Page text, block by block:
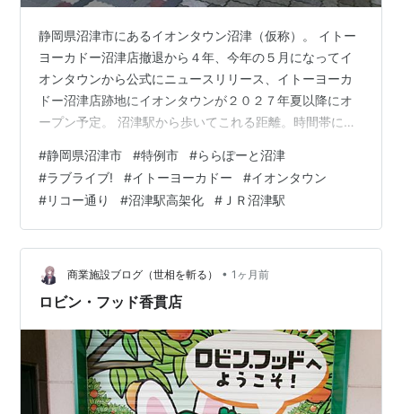
静岡県沼津市にあるイオンタウン沼津（仮称）。 イトー
ヨーカドー沼津店撤退から４年、今年の５月になってイ
オンタウンから公式にニュースリリース、イトーヨーカ
ドー沼津店跡地にイオンタウンが２０２７年夏以降にオ
ープン予定。 沼津駅から歩いてこれる距離。時間帯によ
らなくないが、まさかのイオン進出。 スーパーもはいる
ということで、おそらく、マックスバリュ東海と思われ
るが、状況によっては、イオンスタイルの可能性もある
といったところか。 こちらにも、アニメラブライブ！。
外国人観光客があまりこない町にしてみれば、こういっ
た層を呼ぶしかないのかもしれません。アニ…
#静岡県沼津市 #特例市 #ららぽーと沼津
#ラブライブ! #イトーヨーカドー #イオンタウン
#リコー通り #沼津駅高架化 # ＪＲ沼津駅
商業施設ブログ（世相を斬る） • 1ヶ月前
ロビン・フッド香貫店